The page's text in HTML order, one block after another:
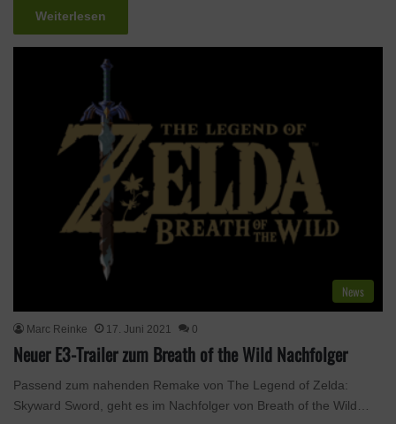
Weiterlesen
News
Marc Reinke 17. Juni 2021 0
Neuer E3-Trailer zum Breath of the Wild Nachfolger
Passend zum nahenden Remake von The Legend of Zelda:
Skyward Sword, geht es im Nachfolger von Breath of the Wild…